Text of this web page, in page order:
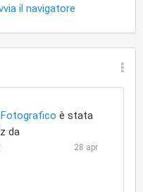
il navigatore
è stata
da
28 apr